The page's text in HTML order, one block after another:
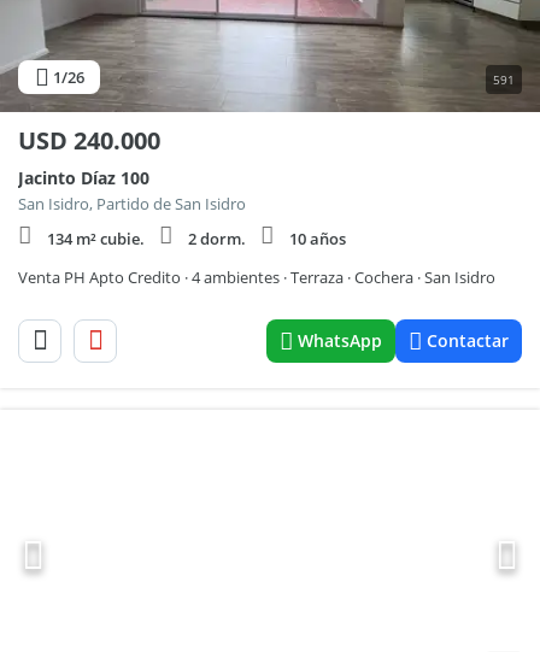
1/26 591
USD 240.000
Jacinto Díaz 100
San Isidro, Partido de San Isidro
134 m² cubie.
2 dorm.
10 años
Venta PH Apto Credito · 4 ambientes · Terraza · Cochera · San Isidro
WhatsApp Contactar